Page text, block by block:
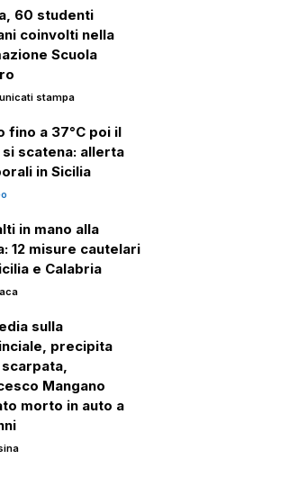
60 studenti
coinvolti nella
Scuola
stampa
fino a 37°C poi il
scatena: allerta
in Sicilia
in mano alla
12 misure cautelari
e Calabria
sulla
precipita
Mangano
morto in auto a